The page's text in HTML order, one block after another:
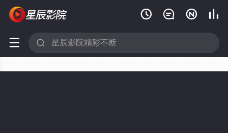
   
 